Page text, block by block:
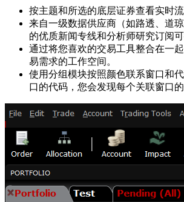
按主题和所选的底层证券查看实时流
来自一级数据供应商（如路透、道琼
的优质新闻专线和分析师研究订阅可
通过将您喜欢的交易工具整合在一
易需求的工作空间。
使用分组模块按照颜色联系窗口和
口的代码，您会发现每个关联窗口